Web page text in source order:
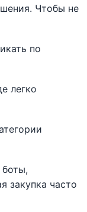
Чтобы не
по
легко
закупка часто